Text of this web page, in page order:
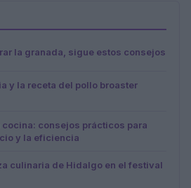
la granada, sigue estos consejos
y la receta del pollo broaster
cocina: consejos prácticos para
y la eficiencia
culinaria de Hidalgo en el festival